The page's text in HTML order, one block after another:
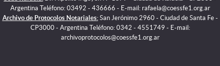
Argentina Teléfono: 03492 - 436666 - E-mail: rafaela@coessfe1.org.ar
Archivo de Protocolos Notariales:San Jerónimo 2960 - Ciudad de Santa Fe -
CP3000 - Argentina Teléfono: 0342 - 4551749 - E-mail:
archivoprotocolos@coessfe1.org.ar